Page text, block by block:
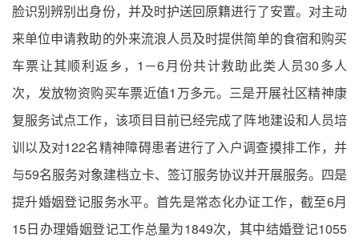
脸识别辨别出身份，并及时护送回原籍进行了安置。对主动
来单位申请救助的外来流浪人员及时提供简单的食宿和购买
车票让其顺利返乡，1－6月份共计救助此类人员30多人
次，发放物资购买车票近值1万多元。三是开展社区精神康
复服务试点工作，该项目目前已经完成了阵地建设和人员培
训以及对122名精神障碍患者进行了入户调查摸排工作，并
与59名服务对象建档立卡、签订服务协议并开展服务。四是
提升婚姻登记服务水平。首先是常态化办证工作，截至6月
15日办理婚姻登记工作总量为1849次，其中结婚登记1055